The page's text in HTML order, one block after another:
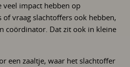
veel impact hebben op
of vraag slachtoffers ook hebben,
coördinator. Dat zit ook in kleine
een zaaltje, waar het slachtoffer